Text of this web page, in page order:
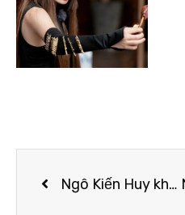
Ngô Kiến Huy không ngại cạnh tranh với Đức Phúc